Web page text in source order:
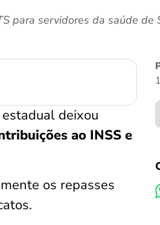
para servidores da saúde de
deixou
ao INSS e
os repasses